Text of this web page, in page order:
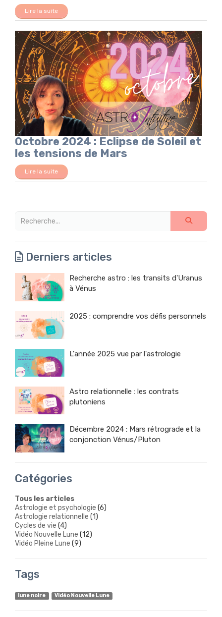
Lire la suite
Octobre 2024 : Eclipse de Soleil et
les tensions de Mars
Lire la suite
Derniers articles
Recherche astro : les transits d'Uranus
à Vénus
2025 : comprendre vos défis personnels
L'année 2025 vue par l'astrologie
Astro relationnelle : les contrats
plutoniens
Décembre 2024 : Mars rétrograde et la
conjonction Vénus/Pluton
Catégories
Tous les articles
Astrologie et psychologie (6)
Astrologie relationnelle (1)
Cycles de vie (4)
Vidéo Nouvelle Lune (12)
Vidéo Pleine Lune (9)
Tags
lune noire Vidéo Nouvelle Lune